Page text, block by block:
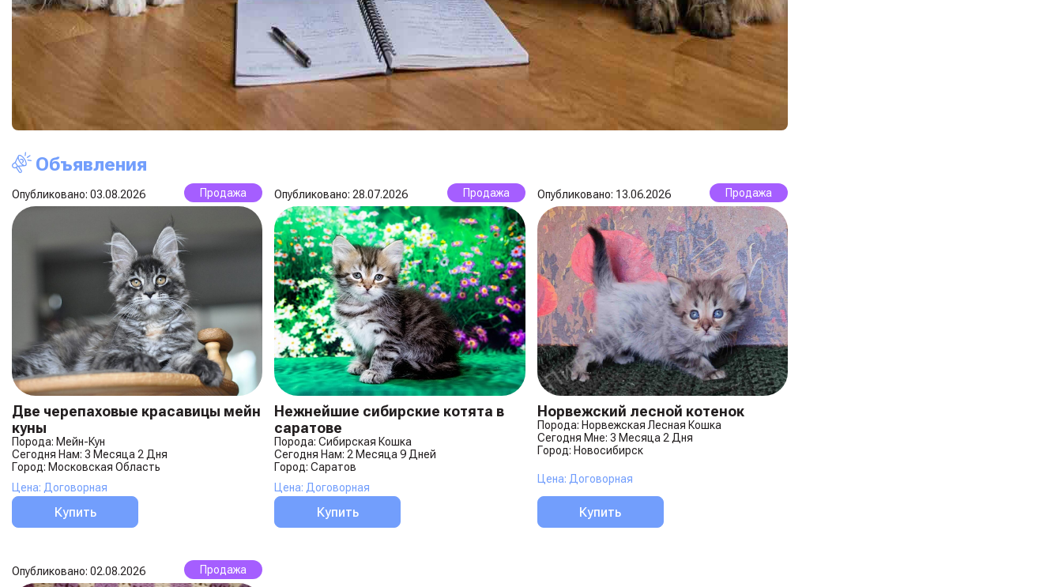
Объявления
Опубликовано: 03.08.2026 Продажа
Две черепаховые красавицы мейн
куны
Порода: Мейн-Кун
Сегодня Нам: 3 Месяца 2 Дня
Город: Московская Область
Цена: Договорная
Купить
Опубликовано: 28.07.2026 Продажа
Нежнейшие сибирские котята в
саратове
Порода: Сибирская Кошка
Сегодня Нам: 2 Месяца 9 Дней
Город: Саратов
Цена: Договорная
Купить
Опубликовано: 13.06.2026 Продажа
Норвежский лесной котенок
Порода: Норвежская Лесная Кошка
Сегодня Мне: 3 Месяца 2 Дня
Город: Новосибирск
Цена: Договорная
Купить
Опубликовано: 02.08.2026 Продажа